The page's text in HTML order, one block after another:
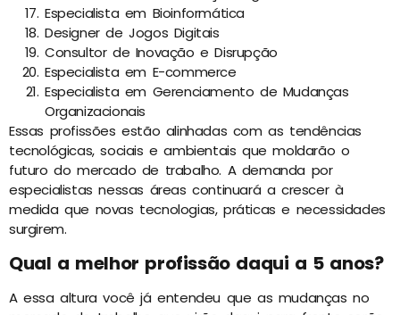
Especialista em Bioinformática
Designer de Jogos Digitais
Consultor de Inovação e Disrupção
Especialista em E-commerce
Especialista em Gerenciamento de Mudanças
Organizacionais
Essas profissões estão alinhadas com as tendências
tecnológicas, sociais e ambientais que moldarão o
futuro do mercado de trabalho. A demanda por
especialistas nessas áreas continuará a crescer à
medida que novas tecnologias, práticas e necessidades
surgirem.
Qual a melhor profissão daqui a 5 anos?
A essa altura você já entendeu que as mudanças no